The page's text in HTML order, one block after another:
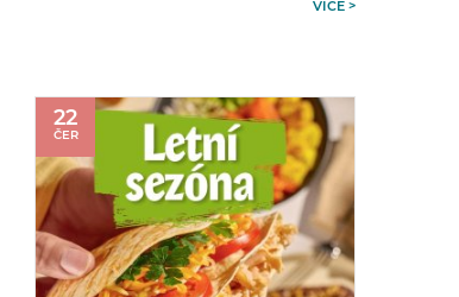
VÍCE >
22
ČER